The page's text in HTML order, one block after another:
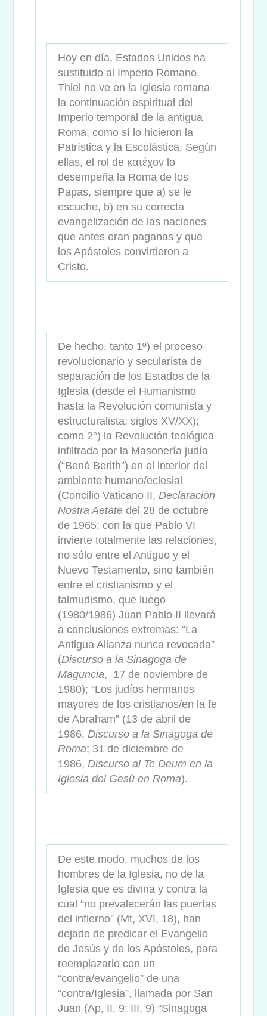
Hoy en día, Estados Unidos ha
sustituido al Imperio Romano.
Thiel no ve en la Iglesia romana
la continuación espiritual del
Imperio temporal de la antigua
Roma, como sí lo hicieron la
Patrística y la Escolástica. Según
ellas, el rol de κατέχον lo
desempeña la Roma de los
Papas, siempre que a) se le
escuche, b) en su correcta
evangelización de las naciones
que antes eran paganas y que
los Apóstoles convirtieron a
Cristo.
De hecho, tanto 1º) el proceso
revolucionario y secularista de
separación de los Estados de la
Iglesia (desde el Humanismo
hasta la Revolución comunista y
estructuralista; siglos XV/XX);
como 2°) la Revolución teológica
infiltrada por la Masonería judía
(“Bené Berith”) en el interior del
ambiente humano/eclesial
(Concilio Vaticano II, Declaración
Nostra Aetate del 28 de octubre
de 1965: con la que Pablo VI
invierte totalmente las relaciones,
no sólo entre el Antiguo y el
Nuevo Testamento, sino también
entre el cristianismo y el
talmudismo, que luego
(1980/1986) Juan Pablo II llevará
a conclusiones extremas: “La
Antigua Alianza nunca revocada”
(Discurso a la Sinagoga de
Maguncia, 17 de noviembre de
1980); “Los judíos hermanos
mayores de los cristianos/en la fe
de Abraham” (13 de abril de
1986, Discurso a la Sinagoga de
Roma; 31 de diciembre de
1986, Discurso al Te Deum en la
Iglesia del Gesù en Roma).
De este modo, muchos de los
hombres de la Iglesia, no de la
Iglesia que es divina y contra la
cual “no prevalecerán las puertas
del infierno” (Mt, XVI, 18), han
dejado de predicar el Evangelio
de Jesús y de los Apóstoles, para
reemplazarlo con un
“contra/evangelio” de una
“contra/Iglesia”, llamada por San
Juan (Ap, II, 9; III, 9) “Sinagoga